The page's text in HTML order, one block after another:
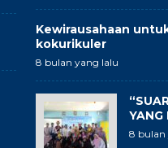
Kewirausahaan
kokurikuler
8 bulan yang lalu
YANG
8 bulan